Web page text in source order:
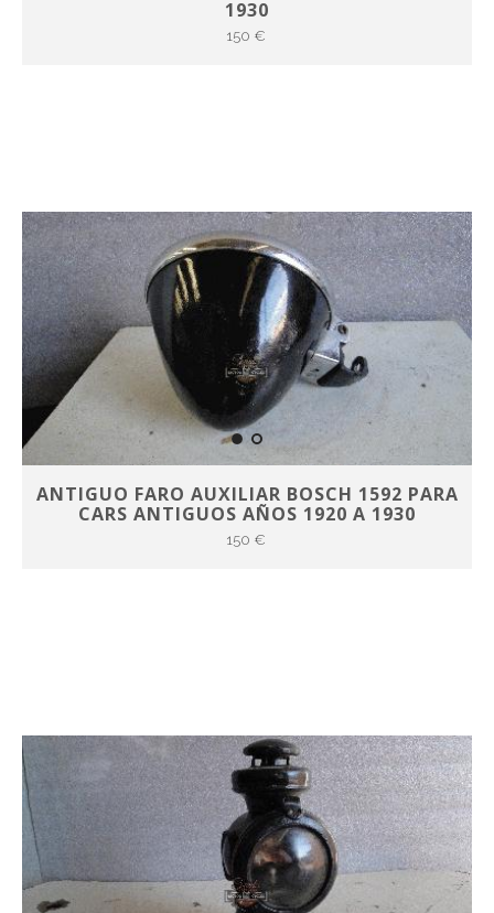
1930
150 €
ANTIGUO FARO AUXILIAR BOSCH 1592 PARA
CARS ANTIGUOS AÑOS 1920 A 1930
150 €